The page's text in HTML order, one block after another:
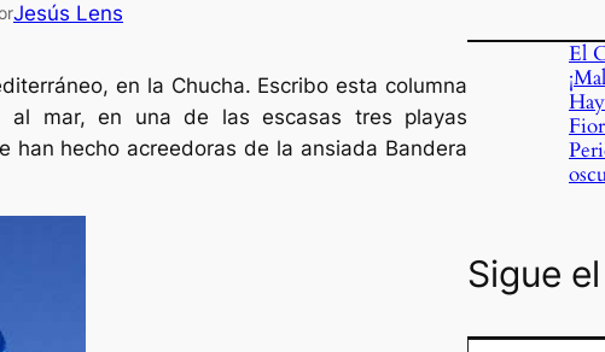
Jesús Lens
en la Chucha. Escribo esta columna
al mar, en una de las escasas tres playas
han hecho acreedoras de la ansiada Bandera
El
Sigue
Escribe tu correo electrónico…